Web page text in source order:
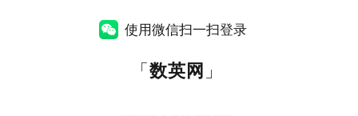
使用微信扫一扫登录
「数英网 」